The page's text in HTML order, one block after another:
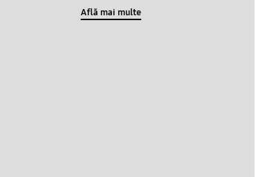
Află mai multe